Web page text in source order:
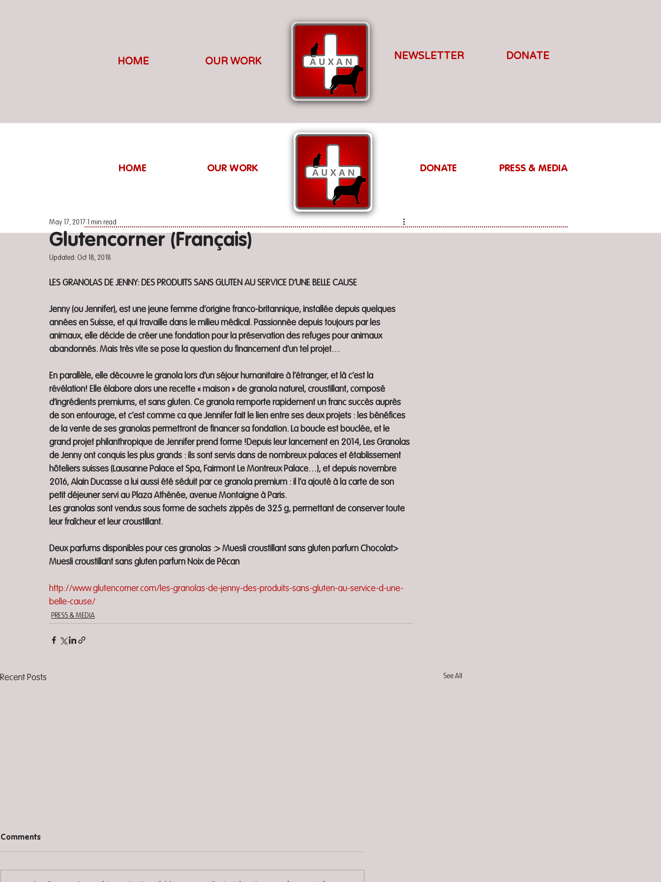
HOME OUR WORK NEWSLETTER DONATE
HOME OUR WORK DONATE PRESS & MEDIA
Glutencorner (Français)
May 17, 2017 1 min read
Updated: Oct 18, 2018
LES GRANOLAS DE JENNY: DES PRODUITS SANS GLUTEN AU SERVICE D’UNE BELLE CAUSE
Jenny (ou Jennifer), est une jeune femme d’origine franco-britannique, installée depuis quelques
années en Suisse, et qui travaille dans le milieu médical. Passionnée depuis toujours par les
animaux, elle décide de créer une fondation pour la préservation des refuges pour animaux
abandonnés. Mais très vite se pose la question du financement d’un tel projet…
En parallèle, elle découvre le granola lors d’un séjour humanitaire à l’étranger, et là c’est la
révélation! Elle élabore alors une recette « maison » de granola naturel, croustillant, composé
d’ingrédients premiums, et sans gluten. Ce granola remporte rapidement un franc succès auprès
de son entourage, et c’est comme ca que Jennifer fait le lien entre ses deux projets : les bénéfices
de la vente de ses granolas permettront de financer sa fondation. La boucle est bouclée, et le
grand projet philanthropique de Jennifer prend forme !Depuis leur lancement en 2014, Les Granolas
de Jenny ont conquis les plus grands : ils sont servis dans de nombreux palaces et établissement
hôteliers suisses (Lausanne Palace et Spa, Fairmont Le Montreux Palace…), et depuis novembre
2016, Alain Ducasse a lui aussi été séduit par ce granola premium : il l’a ajouté à la carte de son
petit déjeuner servi au Plaza Athénée, avenue Montaigne à Paris.
Les granolas sont vendus sous forme de sachets zippés de 325 g, permettant de conserver toute
leur fraîcheur et leur croustillant.
Deux parfums disponibles pour ces granolas :> Muesli croustillant sans gluten parfum Chocolat>
Muesli croustillant sans gluten parfum Noix de Pécan
http://www.glutencorner.com/les-granolas-de-jenny-des-produits-sans-gluten-au-service-d-une-
belle-cause/
PRESS & MEDIA
Recent Posts See All
Comments